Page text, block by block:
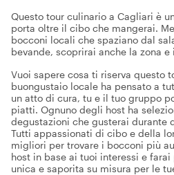
Questo tour culinario a Cagliari è
porta oltre il cibo che mangerai.
bocconi locali che spaziano dal
bevande, scoprirai anche la zona
Vuoi sapere cosa ti riserva questo
buongustaio locale ha pensato a
un atto di cura, tu e il tuo gruppo
piatti. Ognuno degli host ha
degustazioni che gusterai durante
Tutti appassionati di cibo e della
migliori per trovare i bocconi più
host in base ai tuoi interessi e
unica e saporita su misura per le